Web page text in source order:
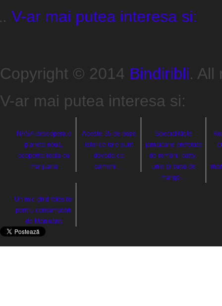
V-ar mai putea interesa si:
Copyright © 2014 Bindiribli. All
V-ar mai putea interesa si:
NASA descopera o
planeta noua,
acoperita toata cu
marijuana
Aceste 35 de poze
istorice rare sunt
dovada ca
oamenii…
Specialităţile
jamaicane preferate
de români: patty-
urile şi supa de
mango…
Un mic ghid folositor
pentru consumatorii
de Marijuana